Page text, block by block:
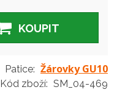
KOUPIT
Patice: Žárovky GU10
Kód zboží: SM_04-469